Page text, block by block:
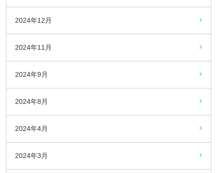
2024年12月
2024年11月
2024年9月
2024年8月
2024年4月
2024年3月